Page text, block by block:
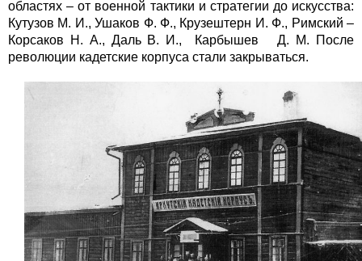
областях – от военной тактики и стратегии до искусства:
Кутузов М. И., Ушаков Ф. Ф., Крузештерн И. Ф., Римский –
Корсаков Н. А., Даль В. И., Карбышев Д. М. После
революции кадетские корпуса стали закрываться.